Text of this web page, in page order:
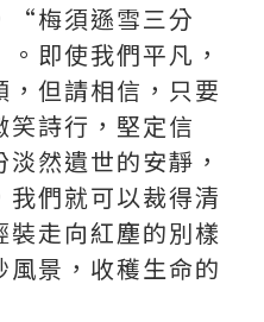
“梅須遜雪三分
即使我們平凡，
但請相信，只要
笑詩行，堅定信
然遺世的安靜，
們就可以裁得清
走向紅塵的別樣
景，收穫生命的